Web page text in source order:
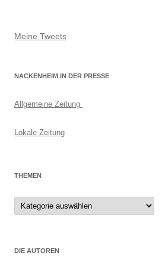
Meine Tweets
NACKENHEIM IN DER PRESSE
Allgemeine Zeitung
Lokale Zeitung
THEMEN
Themen
DIE AUTOREN